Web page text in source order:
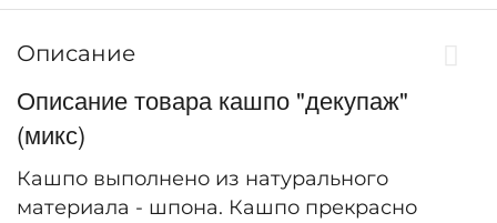
Описание
Описание товара кашпо "декупаж"
(микс)
Кашпо выполнено из натурального
материала - шпона. Кашпо прекрасно